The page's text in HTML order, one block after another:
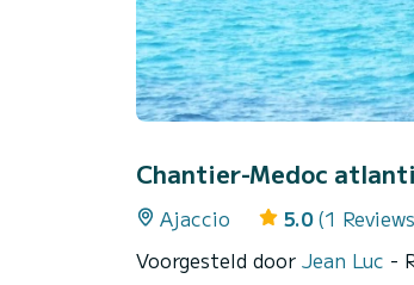
Chantier-Medoc
Ajaccio 5.0 (1
Voorgesteld door Jean Luc -